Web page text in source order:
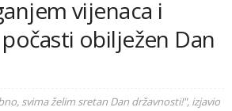
vijenaca i
obilježen Dan
svima želim sretan Dan državnosti!", izjavio